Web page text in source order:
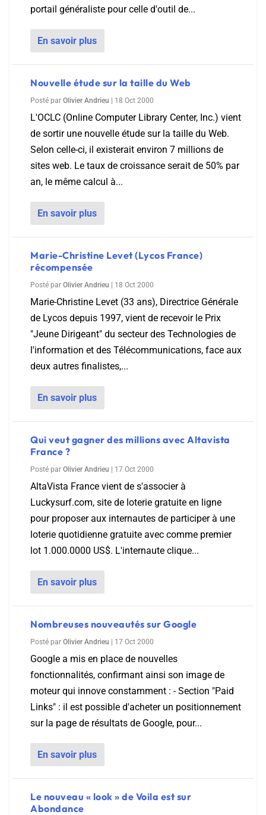
portail généraliste pour celle d'outil de...
En savoir plus
Nouvelle étude sur la taille du Web
Posté par Olivier Andrieu 18 Oct 2000
L'OCLC (Online Computer Library Center, Inc.) vient
de sortir une nouvelle étude sur la taille du Web.
Selon celle-ci, il existerait environ 7 millions de
sites web. Le taux de croissance serait de 50% par
an, le même calcul à...
En savoir plus
Marie-Christine Levet (Lycos France)
récompensée
Posté par Olivier Andrieu 18 Oct 2000
Marie-Christine Levet (33 ans), Directrice Générale
de Lycos depuis 1997, vient de recevoir le Prix
"Jeune Dirigeant" du secteur des Technologies de
l'information et des Télécommunications, face aux
deux autres finalistes,...
En savoir plus
Qui veut gagner des millions avec Altavista
France ?
Posté par Olivier Andrieu 17 Oct 2000
AltaVista France vient de s'associer à
Luckysurf.com, site de loterie gratuite en ligne
pour proposer aux internautes de participer à une
loterie quotidienne gratuite avec comme premier
lot 1.000.0000 US$. L'internaute clique...
En savoir plus
Nombreuses nouveautés sur Google
Posté par Olivier Andrieu 17 Oct 2000
Google a mis en place de nouvelles
fonctionnalités, confirmant ainsi son image de
moteur qui innove constamment : - Section "Paid
Links" : il est possible d'acheter un positionnement
sur la page de résultats de Google, pour...
En savoir plus
Le nouveau « look » de Voila est sur
Abondance